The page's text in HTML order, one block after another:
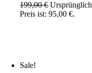
199,00€
Preis ist: 95,00 €.
Sale!